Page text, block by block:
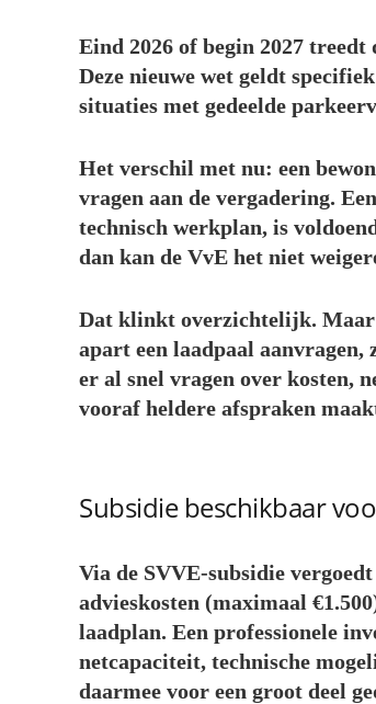
Eind 2026 of begin 2027
Deze nieuwe wet geldt
situaties met gedeelde
Het verschil met nu: een
vragen aan de vergadering.
technisch werkplan, is
dan kan de VvE het niet
Dat klinkt overzichtelijk. Maar
apart een laadpaal
er al snel vragen over kosten,
vooraf heldere afspraken
Subsidie beschikbaar
Via de SVVE-subsidie
advieskosten (maximaal
laadplan. Een professionele
netcapaciteit, technische
daarmee voor een groot deel